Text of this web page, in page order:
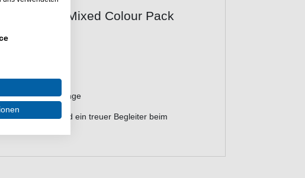
Shad Mixed Colour Pack
in gewählter Länge
Gummifische sind ein treuer Begleiter beim